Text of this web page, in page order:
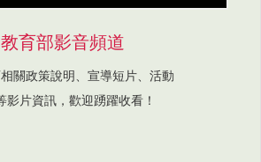
教育部影音頻道
關政策說明、宣導短片、活動
影片資訊，歡迎踴躍收看！